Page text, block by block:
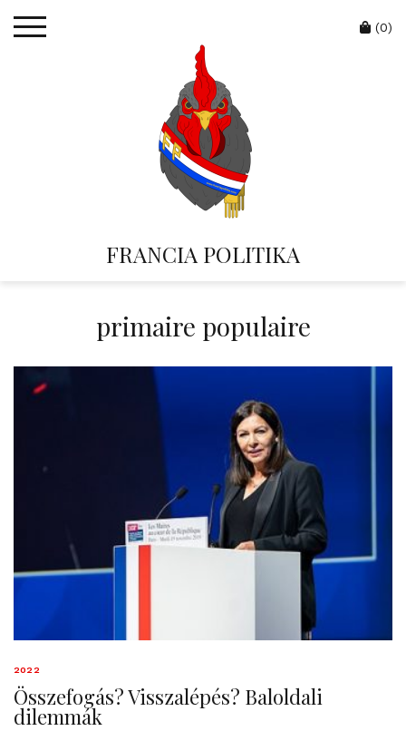
FRANCIA POLITIKA
Cart
(0)
primaire populaire
2022
Összefogás? Visszalépés? Baloldali
dilemmák